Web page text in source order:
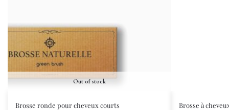
Out of stock
Brosse ronde pour cheveux courts Brosse à